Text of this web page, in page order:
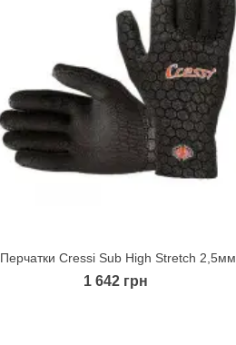
Quick view
Перчатки Cressi Sub High Stretch 2,5мм
1 642 грн